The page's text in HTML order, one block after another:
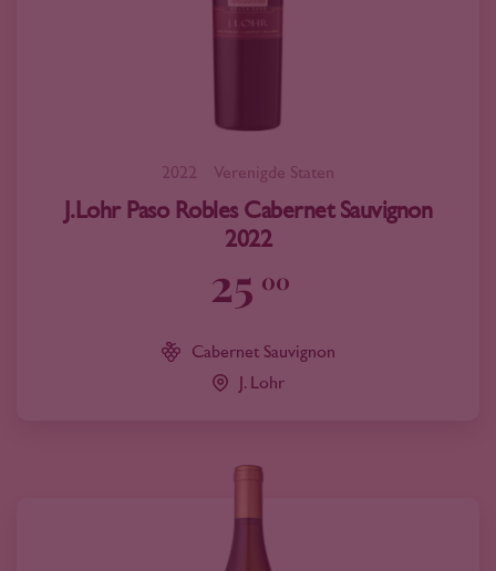
2022 Verenigde Staten
J.Lohr Paso Robles Cabernet Sauvignon
2022
25 00
Cabernet Sauvignon
J. Lohr